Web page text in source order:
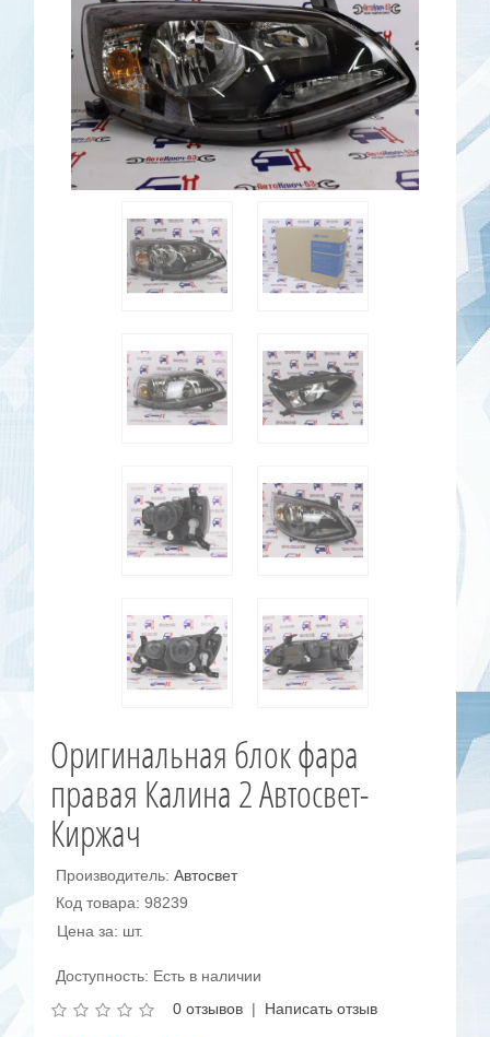
Оригинальная блок фара
правая Калина 2 Автосвет-
Киржач
Производитель:Автосвет
Код товара: 98239
Цена за: шт.
Доступность: Есть в наличии
0 отзывов | Написать отзыв